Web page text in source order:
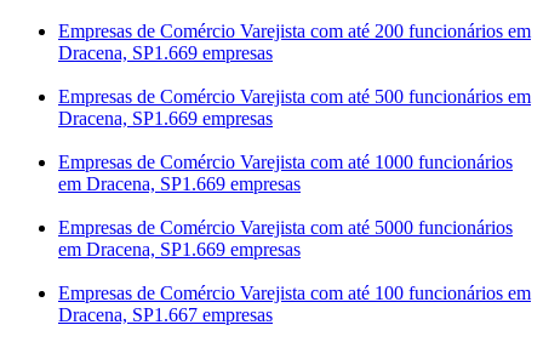
Empresas de Comércio Varejista com até 200 funcionários em
Dracena, SP1.669 empresas
Empresas de Comércio Varejista com até 500 funcionários em
Dracena, SP1.669 empresas
Empresas de Comércio Varejista com até 1000 funcionários
em Dracena, SP1.669 empresas
Empresas de Comércio Varejista com até 5000 funcionários
em Dracena, SP1.669 empresas
Empresas de Comércio Varejista com até 100 funcionários em
Dracena, SP1.667 empresas